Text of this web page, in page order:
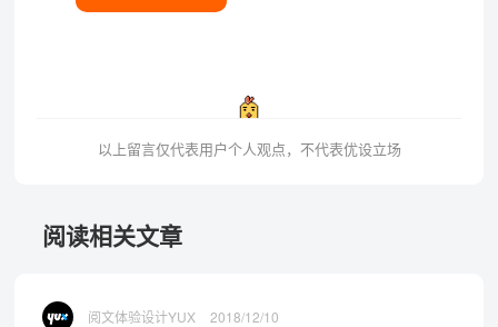
以上留言仅代表用户个人观点，不代表优设立场
阅读相关文章
阅文体验设计YUX 2018/12/10